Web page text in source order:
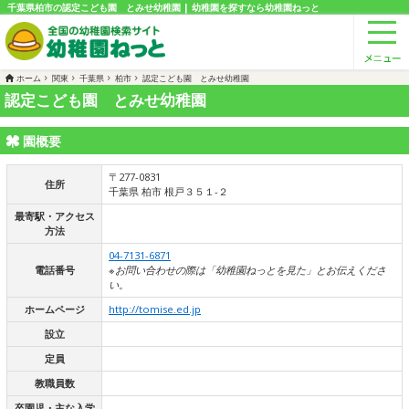
千葉県柏市の認定こども園 とみせ幼稚園 | 幼稚園を探すなら幼稚園ねっと
ホーム 関東 千葉県 柏市 認定こども園 とみせ幼稚園
認定こども園 とみせ幼稚園
園概要
住所
〒277-0831
千葉県 柏市 根戸３５１-２
最寄駅・アクセス
方法
電話番号
04-7131-6871
※お問い合わせの際は「幼稚園ねっとを見た」とお伝えくださ
い。
ホームページ
http://tomise.ed.jp
設立
定員
教職員数